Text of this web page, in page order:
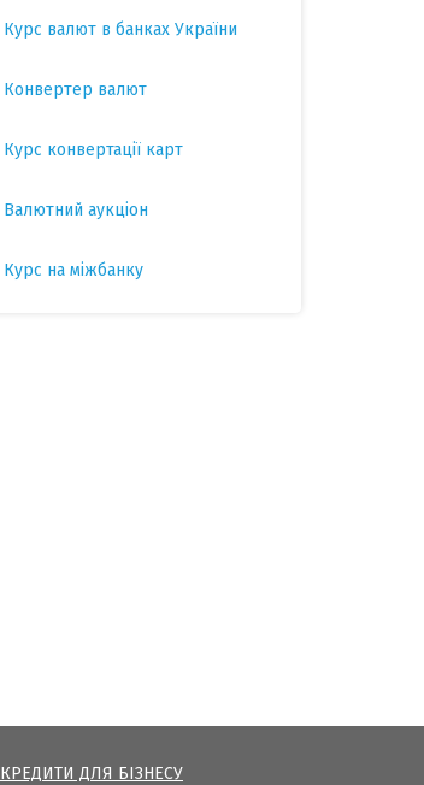
Курс валют в банках України
Конвертер валют
Курс конвертації карт
Валютний аукціон
Курс на міжбанку
КРЕДИТИ ДЛЯ БІЗНЕСУ